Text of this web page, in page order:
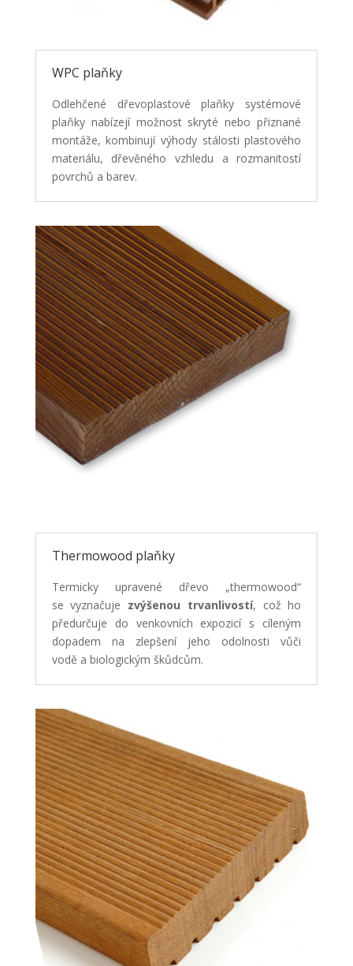
WPC plaňky
Odlehčené dřevoplastové plaňky systémové
plaňky nabízejí možnost skryté nebo přiznané
montáže, kombinují výhody stálosti plastového
materiálu, dřevěného vzhledu a rozmanitostí
povrchů a barev.
Thermowood plaňky
Termicky upravené dřevo „thermowood“
se vyznačuje zvýšenou trvanlivostí, což ho
předurčuje do venkovních expozicí s cíleným
dopadem na zlepšení jeho odolnosti vůči
vodě a biologickým škůdcům.